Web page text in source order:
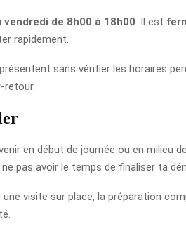
vendredi de 8h00 à 18h00 . Il est
rapidement.
sans vérifier les horaires
retour.
en début de journée ou en milieu
pas avoir le temps de finaliser ta
visite sur place, la préparation